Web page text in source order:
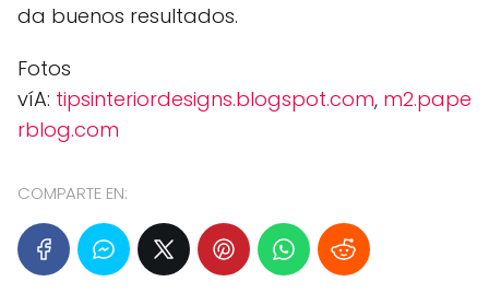
da buenos resultados.
Fotos
víA: tipsinteriordesigns.blogspot.com, m2.pape
rblog.com
COMPARTE EN: